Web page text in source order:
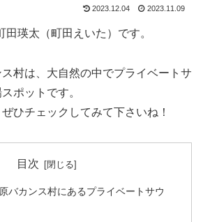
2023.12.04 2023.11.09
田瑛太（町田えいた）です。
村は、大自然の中でプライベートサ
ポットです。
ひチェックしてみて下さいね！
目次
バカンス村にあるプライベートサウ